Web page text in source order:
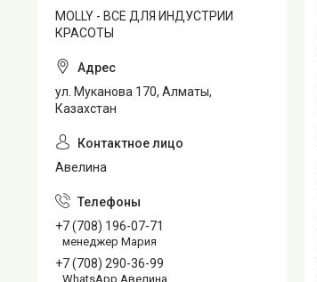
MOLLY - ВСЕ ДЛЯ ИНДУСТРИИ
КРАСОТЫ
ул. Муканова 170, Алматы,
Казахстан
Авелина
+7 (708) 196-07-71
менеджер Мария
+7 (708) 290-36-99
WhatsApp Авелина